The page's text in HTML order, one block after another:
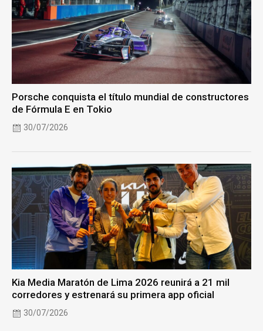
Porsche conquista el título mundial de constructores
de Fórmula E en Tokio
30/07/2026
Kia Media Maratón de Lima 2026 reunirá a 21 mil
corredores y estrenará su primera app oficial
30/07/2026